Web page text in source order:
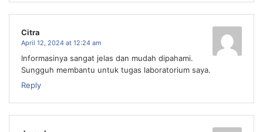
Citra
April 12, 2024 at 12:24 am
Informasinya sangat jelas dan mudah dipahami.
Sungguh membantu untuk tugas laboratorium saya.
Reply